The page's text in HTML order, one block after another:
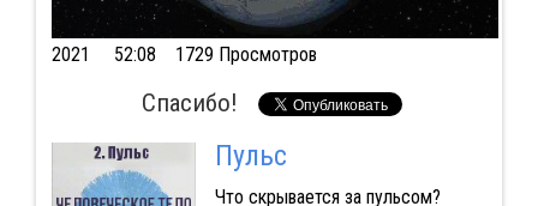
2021 52:08 1729 Просмотров
Спасибо!
Пульс
Что скрывается за пульсом?